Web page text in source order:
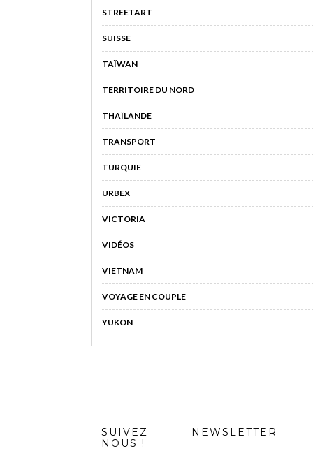
STREETART
SUISSE
TAÏWAN
TERRITOIRE DU NORD
THAÏLANDE
TRANSPORT
TURQUIE
URBEX
VICTORIA
VIDÉOS
VIETNAM
VOYAGE EN COUPLE
YUKON
SUIVEZ
NOUS !
NEWSLETTER